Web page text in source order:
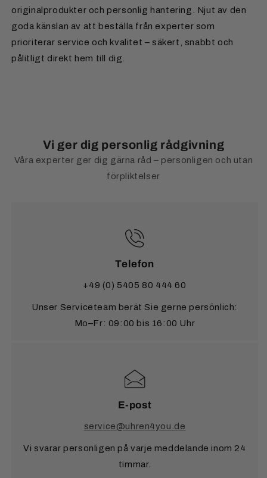
originalprodukter och personlig hantering. Njut av den
goda känslan av att beställa från experter som
prioriterar service och kvalitet – säkert, snabbt och
pålitligt direkt hem till dig.
Vi ger dig personlig rådgivning
Våra experter ger dig gärna råd – personligen och utan
förpliktelser
Telefon
+49 (0) 5405 80 444 60
Unser Serviceteam berät Sie gerne persönlich:
Mo–Fr: 09:00 bis 16:00 Uhr
E-post
service@uhren4you.de
Vi svarar personligen på varje meddelande inom 24
timmar.